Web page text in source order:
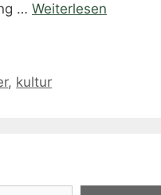
… Weiterlesen
, kultur